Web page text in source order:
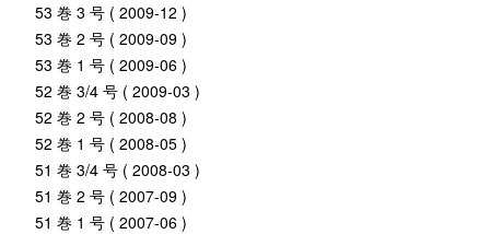
53 巻 3 号 ( 2009-12 )
53 巻 2 号 ( 2009-09 )
53 巻 1 号 ( 2009-06 )
52 巻 3/4 号 ( 2009-03 )
52 巻 2 号 ( 2008-08 )
52 巻 1 号 ( 2008-05 )
51 巻 3/4 号 ( 2008-03 )
51 巻 2 号 ( 2007-09 )
51 巻 1 号 ( 2007-06 )